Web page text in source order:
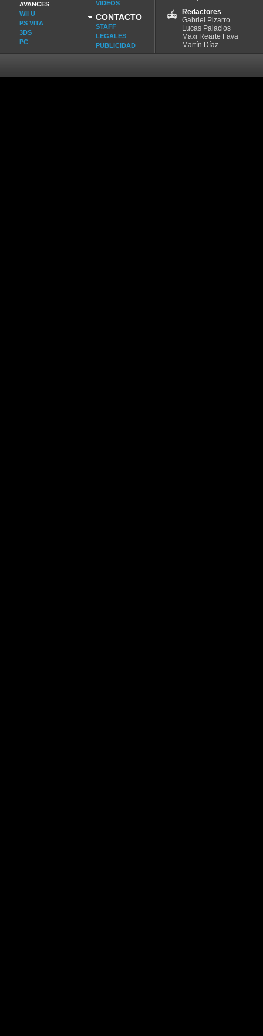
AVANCES
WII U
PS VITA
3DS
PC
VIDEOS
CONTACTO
STAFF
LEGALES
PUBLICIDAD
Redactores
Gabriel Pizarro
Lucas Palacios
Maxi Rearte Fava
Martín Díaz